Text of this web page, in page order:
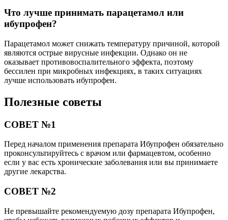
Что лучше принимать парацетамол или
ибупрофен?
Парацетамол может снижать температуру причиной, которой
являются острые вирусные инфекции. Однако он не
оказывает противовоспалительного эффекта, поэтому
бессилен при микробных инфекциях, в таких ситуациях
лучше использовать ибупрофен.
Полезные советы
СОВЕТ №1
Перед началом применения препарата Ибупрофен обязательно
проконсультируйтесь с врачом или фармацевтом, особенно
если у вас есть хронические заболевания или вы принимаете
другие лекарства.
СОВЕТ №2
Не превышайте рекомендуемую дозу препарата Ибупрофен,